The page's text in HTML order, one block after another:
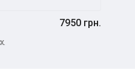
7950 грн.